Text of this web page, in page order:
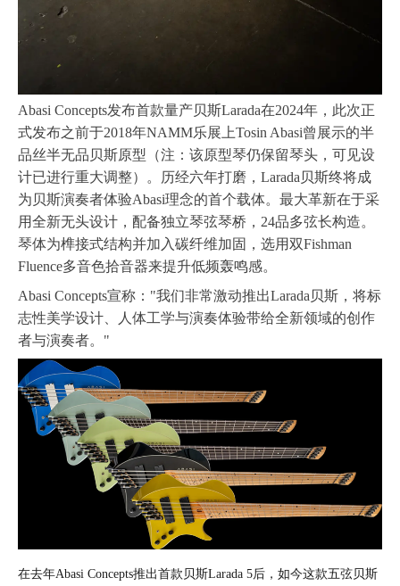
Abasi Concepts发布首款量产贝斯Larada在2024年， 此次正
式发布之前于2018年NAMM乐展上Tosin Abasi曾展示的半
品丝半无品贝斯原型（注：该原型琴仍保留琴头，可见设
计已进行重大调整）。历经六年打磨，Larada贝斯终将成
为贝斯演奏者体验Abasi理念的首个载体。最大革新在于采
用全新无头设计，配备独立琴弦琴桥，24品多弦长构造。
琴体为榫接式结构并加入碳纤维加固，选用双Fishman
Fluence多音色拾音器来提升低频轰鸣感。
Abasi Concepts宣称："我们非常激动推出Larada贝斯，将标
志性美学设计、人体工学与演奏体验带给全新领域的创作
者与演奏者。"
在去年Abasi Concepts推出首款贝斯Larada 5后，如今这款五弦贝斯